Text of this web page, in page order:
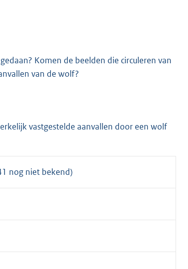
Komen de beelden die circuleren van
van de wolf?
vastgestelde aanvallen door een wolf
nog niet bekend)